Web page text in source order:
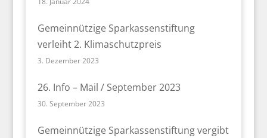
Gemeinnützige Sparkassenstiftung
verleiht 2. Klimaschutzpreis
3. Dezember 2023
26. Info – Mail / September 2023
30. September 2023
Gemeinnützige Sparkassenstiftung vergibt